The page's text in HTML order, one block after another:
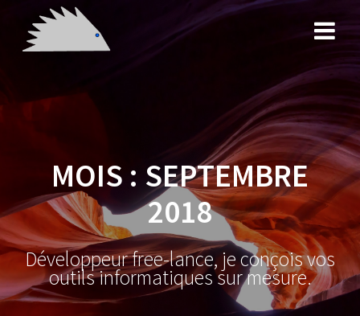
to
MOIS : SEPTEMBRE
2018
Développeur free-lance, je conçois vos
outils informatiques sur mesure.